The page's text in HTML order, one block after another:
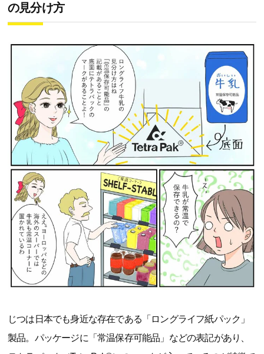
の見分け方
じつは日本でも身近な存在である「ロングライフ紙パック」
製品。パッケージに「常温保存可能品」などの表記があり、